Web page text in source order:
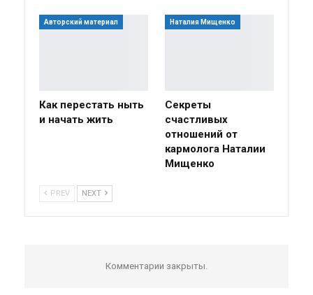
Авторский материал
Как перестать ныть
и начать жить
Наталия Мищенко
Секреты
счастливых
отношений от
кармолога Наталии
Мищенко
PREV NEXT
Комментарии закрыты.